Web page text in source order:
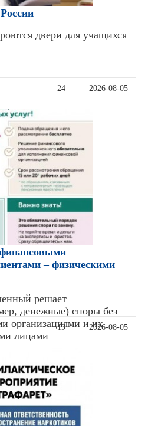
двери для учащихся
2026-08-05
24
– физическими
решает
денежные) споры без
организациями и их
лицами
2026-08-05
19